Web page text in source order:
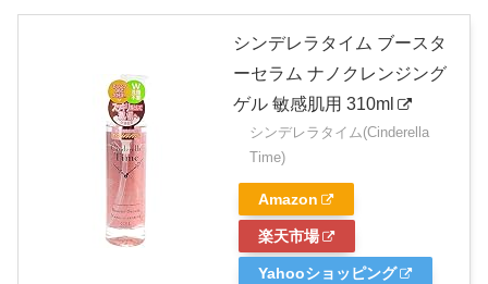
シンデレラタイム ブースタ
ーセラム ナノクレンジング
ゲル 敏感肌用 310ml
シンデレラタイム(Cinderella
Time)
Amazon
楽天市場
Yahooショッピング